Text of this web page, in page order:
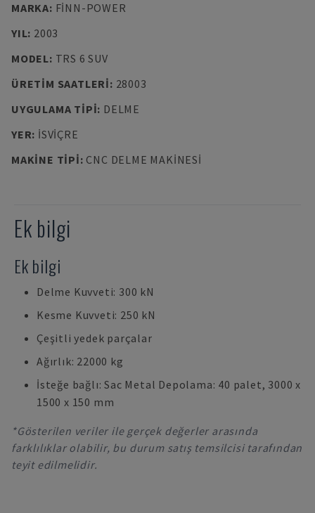
MARKA: FINN-POWER
YIL: 2003
MODEL: TRS 6 SUV
ÜRETIM SAATLERI: 28003
UYGULAMA TIPI: DELME
YER: İSVIÇRE
MAKINE TIPI: CNC DELME MAKINESI
Ek bilgi
Ek bilgi
Delme Kuvveti: 300 kN
Kesme Kuvveti: 250 kN
Çeşitli yedek parçalar
Ağırlık: 22000 kg
İsteğe bağlı: Sac Metal Depolama: 40 palet, 3000 x
1500 x 150 mm
*Gösterilen veriler ile gerçek değerler arasında
farklılıklar olabilir, bu durum satış temsilcisi tarafından
teyit edilmelidir.